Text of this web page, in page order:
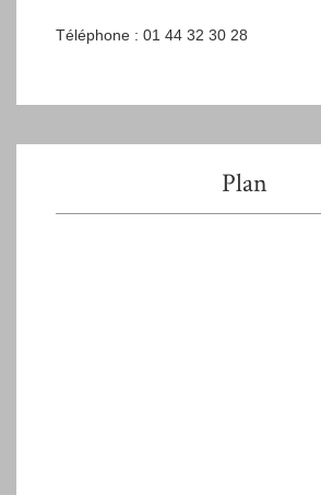
Téléphone : 01 44 32 30 28
Plan